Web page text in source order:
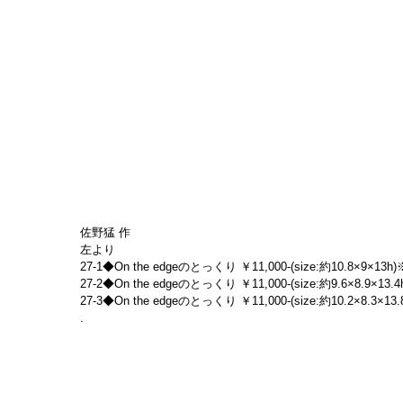
佐野猛 作
左より
27-1◆On the edgeのとっくり ￥11,000-(size:約
27-2◆On the edgeのとっくり ￥11,000-(size:約
27-3◆On the edgeのとっくり ￥11,000-(size:約